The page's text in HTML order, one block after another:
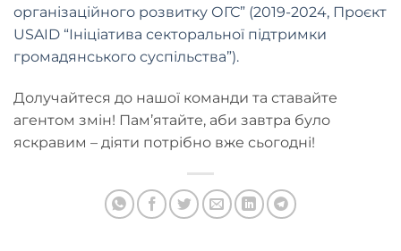
організаційного розвитку ОГС” (2019-2024, Проєкт
USAID “Ініціатива секторальної підтримки
громадянського суспільства”).
Долучайтеся до нашої команди та ставайте
агентом змін! Пам’ятайте, аби завтра було
яскравим – діяти потрібно вже сьогодні!